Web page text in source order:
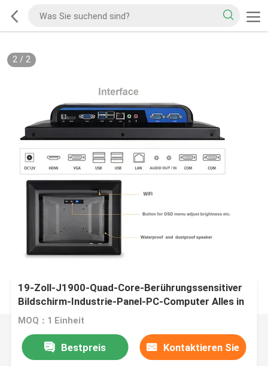
2/ 2
19-Zoll-J1900-Quad-Core-Berührungssensitiver
Bildschirm-Industrie-Panel-PC-Computer Alles in
einem 400cd/M2 IP65
MOQ：1 Einheit
Bestpreis Kontaktieren Sie